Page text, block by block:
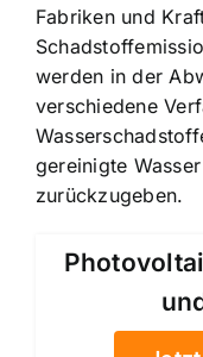
Fabriken und
werden in der
verschiedene
gereinigte
zurückzugeben.